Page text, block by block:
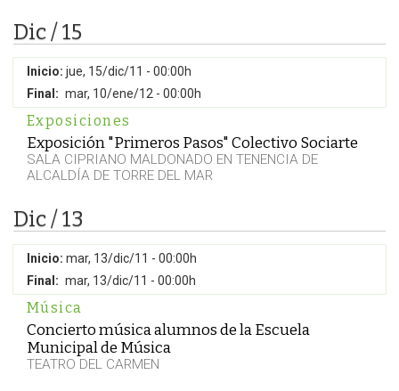
Dic / 15
Inicio: jue, 15/dic/11 - 00:00h
Final: mar, 10/ene/12 - 00:00h
Exposiciones
Exposición "Primeros Pasos" Colectivo Sociarte
SALA CIPRIANO MALDONADO EN TENENCIA DE
ALCALDÍA DE TORRE DEL MAR
Dic / 13
Inicio: mar, 13/dic/11 - 00:00h
Final: mar, 13/dic/11 - 00:00h
Música
Concierto música alumnos de la Escuela
Municipal de Música
TEATRO DEL CARMEN